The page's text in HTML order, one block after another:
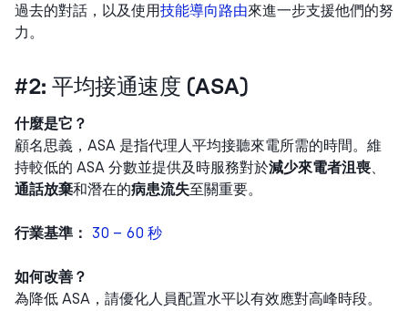
過去的對話，以及使用技能導向路由來進一步支援他們的努
力。
#2: 平均接通速度 (ASA)
什麼是它？
顧名思義，ASA 是指代理人平均接聽來電所需的時間。維
持較低的 ASA 分數並提供及時服務對於減少來電者沮喪、
通話放棄和潛在的病患流失至關重要。
行業基準： 30 – 60 秒
如何改善？
為降低 ASA，請優化人員配置水平以有效應對高峰時段。